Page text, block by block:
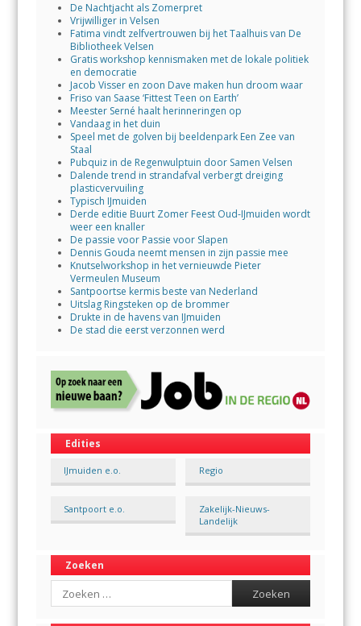
De Nachtjacht als Zomerpret
Vrijwilliger in Velsen
Fatima vindt zelfvertrouwen bij het Taalhuis van De
Bibliotheek Velsen
Gratis workshop kennismaken met de lokale politiek
en democratie
Jacob Visser en zoon Dave maken hun droom waar
Friso van Saase ‘Fittest Teen on Earth’
Meester Serné haalt herinneringen op
Vandaag in het duin
Speel met de golven bij beeldenpark Een Zee van
Staal
Pubquiz in de Regenwulptuin door Samen Velsen
Dalende trend in strandafval verbergt dreiging
plasticvervuiling
Typisch IJmuiden
Derde editie Buurt Zomer Feest Oud-IJmuiden wordt
weer een knaller
De passie voor Passie voor Slapen
Dennis Gouda neemt mensen in zijn passie mee
Knutselworkshop in het vernieuwde Pieter
Vermeulen Museum
Santpoortse kermis beste van Nederland
Uitslag Ringsteken op de brommer
Drukte in de havens van IJmuiden
De stad die eerst verzonnen werd
Edities
IJmuiden e.o. Regio
Santpoort e.o.
Zakelijk-Nieuws-
Landelijk
Zoeken
Search